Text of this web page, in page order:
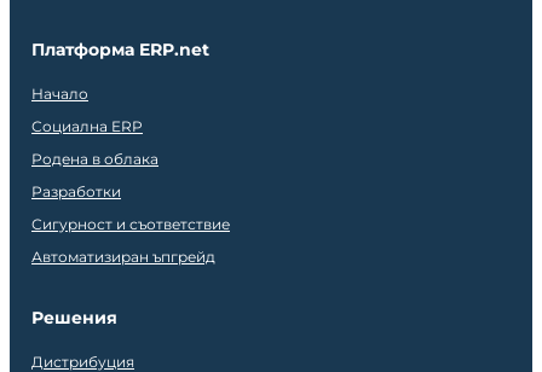
Платформа ERP.net
Начало
Социална ERP
Родена в облака
Разработки
Сигурност и съответствие
Автоматизиран ъпгрейд
Решения
Дистрибуция